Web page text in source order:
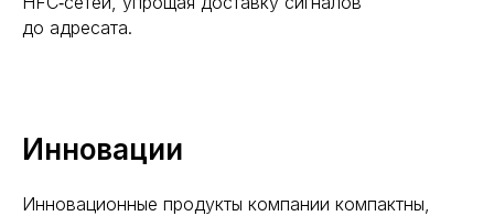
до адресата.
Инновации
Инновационные продукты компании компактны,